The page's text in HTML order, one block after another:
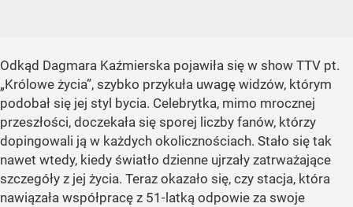
Odkąd Dagmara Kaźmierska pojawiła się w show TTV pt.
„Królowe życia”, szybko przykuła uwagę widzów, którym
podobał się jej styl bycia. Celebrytka, mimo mrocznej
przeszłości, doczekała się sporej liczby fanów, którzy
dopingowali ją w każdych okolicznościach. Stało się tak
nawet wtedy, kiedy światło dzienne ujrzały zatrważające
szczegóły z jej życia. Teraz okazało się, czy stacja, która
nawiązała współpracę z 51-latką odpowie za swoje